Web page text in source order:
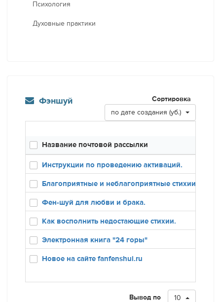
Психология
Духовные практики
Фэншуй
Сортировка
по дате создания (уб.)
Название почтовой рассылки
Инструкции по проведению активаций.
Благоприятные и неблагоприятные стихии в
Фен-шуй для любви и брака.
Как восполнить недостающие стихии.
Электронная книга "24 горы"
Новое на сайте fanfenshui.ru
Вывод по 10